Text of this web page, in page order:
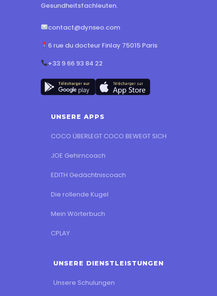
Gesundheitsfachleuten.
contact@dynseo.com
6 rue du docteur Finlay 75015 Paris
+33 9 66 93 84 22
UNSERE APPS
COCO ÜBERLEGT COCO BEWEGT SICH
JOE Gehirncoach
EDITH Gedächtniscoach
Die rollende Kugel
Mein Wörterbuch
CPLAY
UNSERE DIENSTLEISTUNGEN
Unsere Schulungen